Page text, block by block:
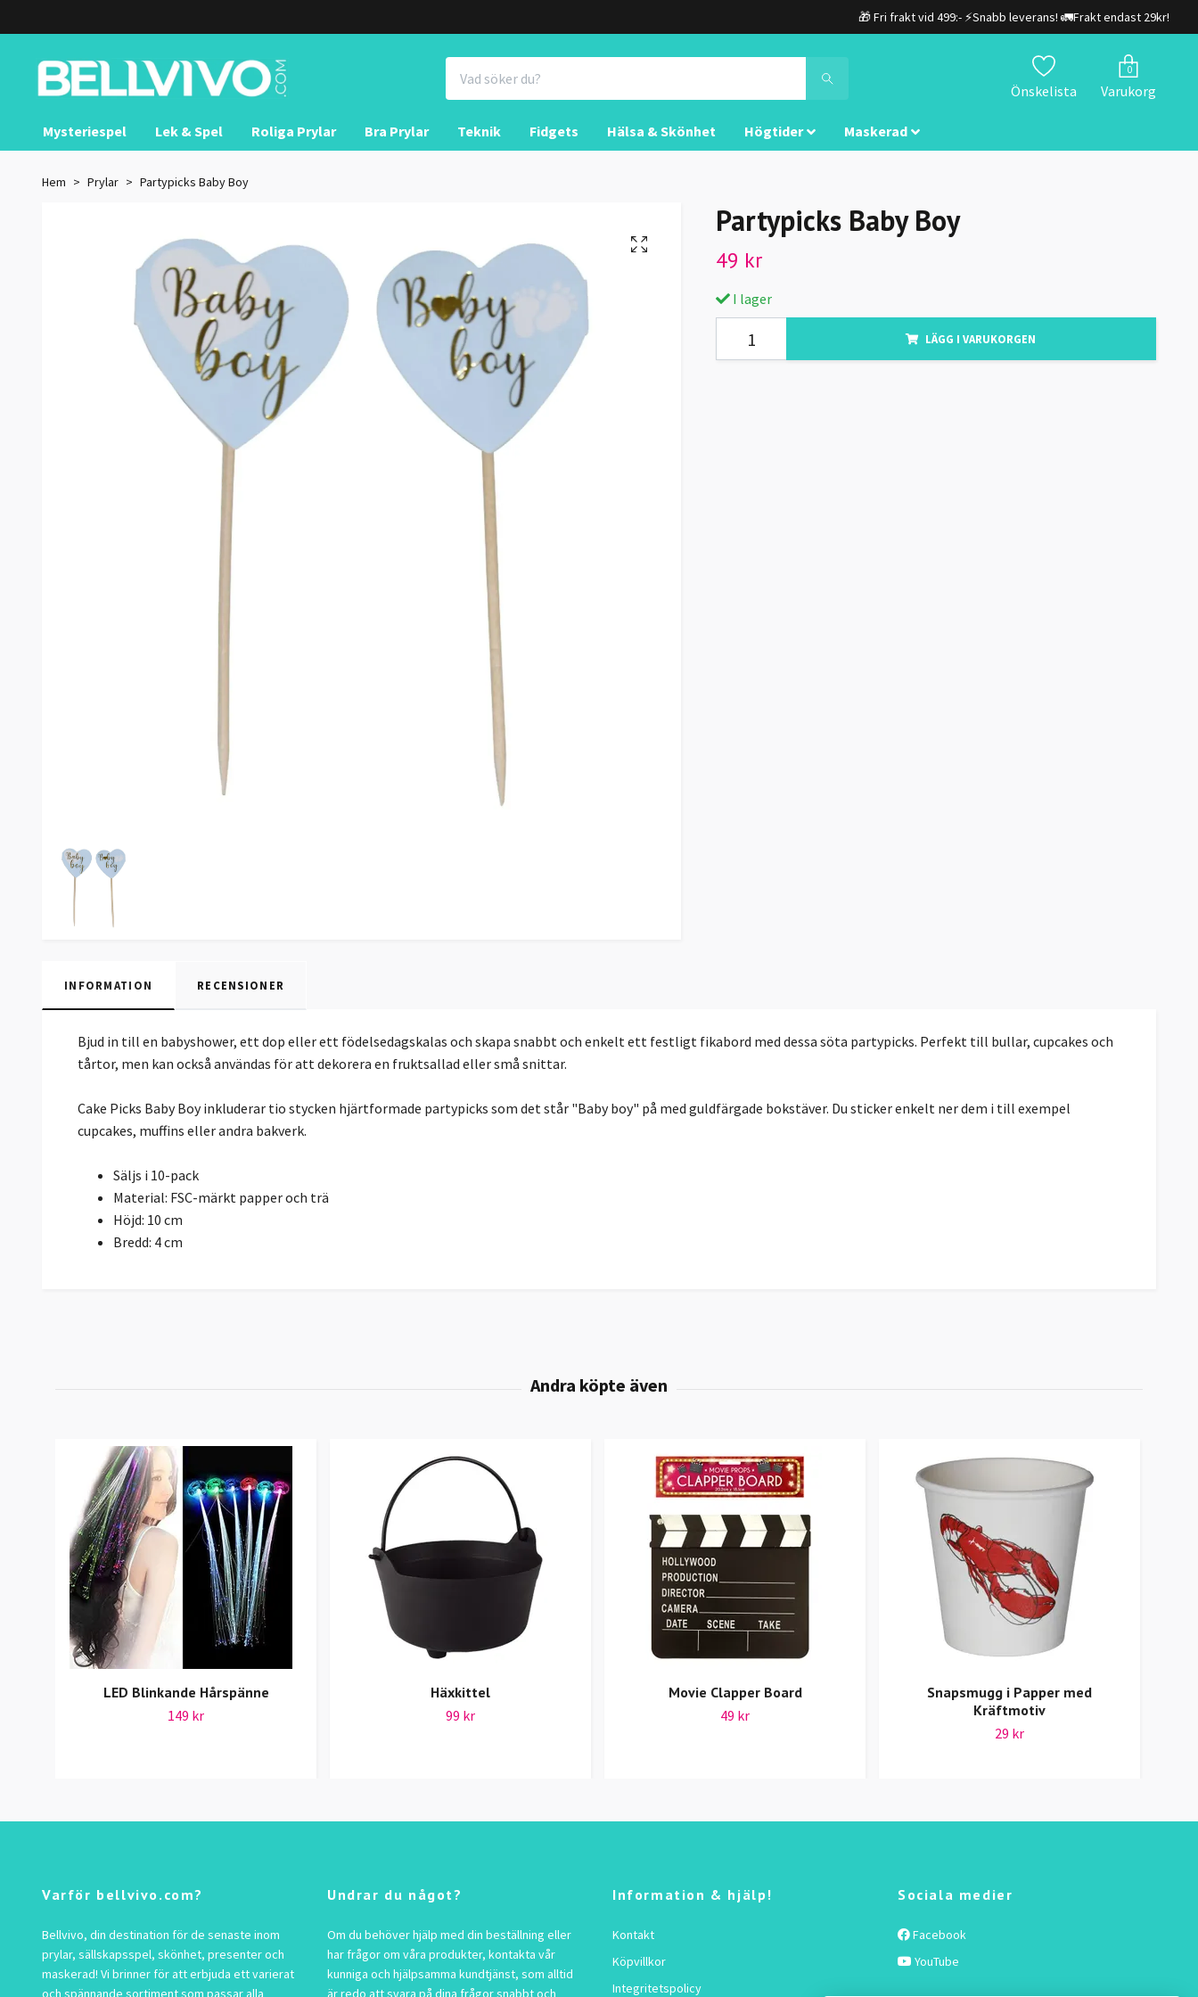
🎁 Fri frakt vid 499:- ⚡Snabb leverans! 🚛Frakt endast 29kr!
Önskelista
0
Varukorg
Mysteriespel Lek & Spel Roliga Prylar Bra Prylar Teknik Fidgets Hälsa & Skönhet Högtider Maskerad
Hem Prylar Partypicks Baby Boy
Partypicks Baby Boy
49 kr
I lager
LÄGG I VARUKORGEN
INFORMATION RECENSIONER
Bjud in till en babyshower, ett dop eller ett födelsedagskalas och skapa snabbt och enkelt ett festligt fikabord med dessa söta partypicks. Perfekt till bullar, cupcakes och
tårtor, men kan också användas för att dekorera en fruktsallad eller små snittar.
Cake Picks Baby Boy inkluderar tio stycken hjärtformade partypicks som det står "Baby boy" på med guldfärgade bokstäver. Du sticker enkelt ner dem i till exempel
cupcakes, muffins eller andra bakverk.
Säljs i 10-pack
Material: FSC-märkt papper och trä
Höjd: 10 cm
Bredd: 4 cm
LED Blinkande Hårspänne
149 kr
Häxkittel
99 kr
Movie Clapper Board
49 kr
Snapsmugg i Papper med
Kräftmotiv
29 kr
Varför bellvivo.com?
Bellvivo, din destination för de senaste inom
prylar, sällskapsspel, skönhet, presenter och
maskerad! Vi brinner för att erbjuda ett varierat
och spännande sortiment som passar alla
Undrar du något?
Om du behöver hjälp med din beställning eller
har frågor om våra produkter, kontakta vår
kunniga och hjälpsamma kundtjänst, som alltid
är redo att svara på dina frågor snabbt och
Information & hjälp!
Kontakt
Köpvillkor
Integritetspolicy
Sociala medier
Facebook
YouTube